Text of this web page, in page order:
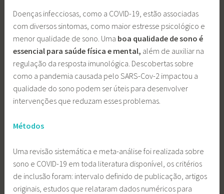
Doenças infecciosas, como a COVID-19, estão associadas
com diversos sintomas, como maior estresse psicológico e
menor qualidade de sono. Uma boa qualidade de sono é
essencial para saúde física e mental, além de auxiliar na
regulação da resposta imunológica. Descobertas sobre
como a pandemia causada pelo SARS-Cov-2 impactou a
qualidade do sono podem ser úteis para desenvolver
intervenções que reduzam esses problemas.
Métodos
Uma revisão sistemática e meta-análise foi realizada sobre
sono e COVID-19 em toda literatura disponível, os critérios
de inclusão foram: intervalo definido de publicação, artigos
originais, estudos que relataram dados numéricos para